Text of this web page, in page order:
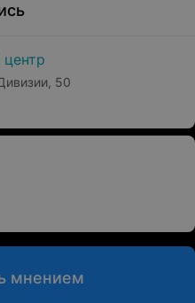
50
мнением